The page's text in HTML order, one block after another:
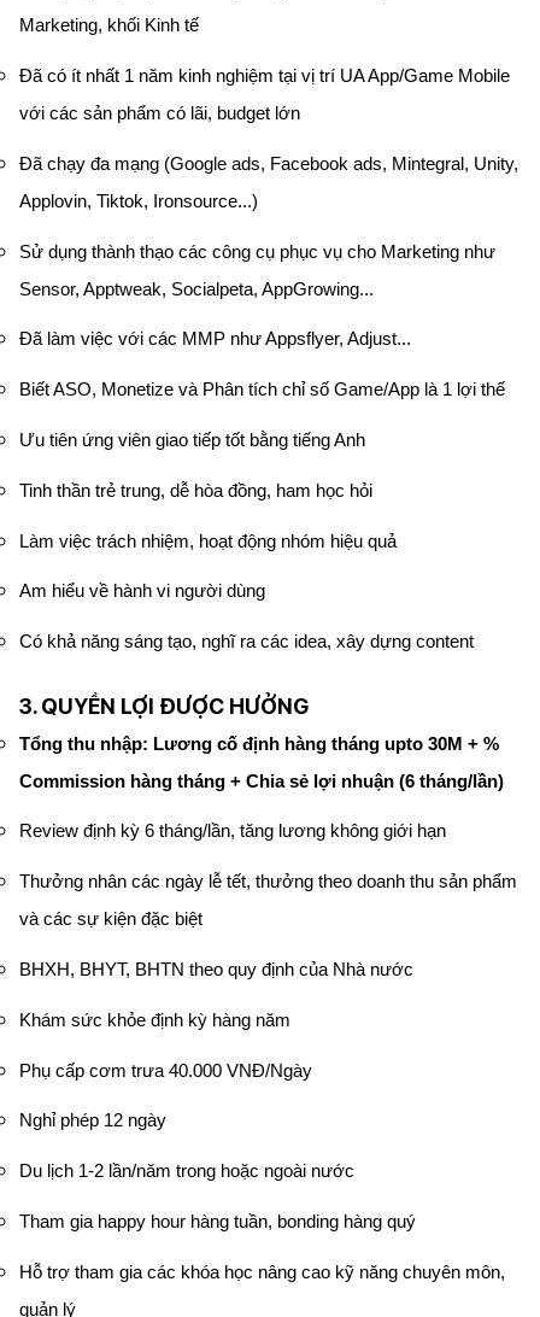
Marketing, khối Kinh tế
Đã có ít nhất 1 năm kinh nghiệm tại vị trí UA App/Game Mobile
với các sản phẩm có lãi, budget lớn
Đã chạy đa mạng (Google ads, Facebook ads, Mintegral, Unity,
Applovin, Tiktok, Ironsource...)
Sử dụng thành thạo các công cụ phục vụ cho Marketing như
Sensor, Apptweak, Socialpeta, AppGrowing...
Đã làm việc với các MMP như Appsflyer, Adjust...
Biết ASO, Monetize và Phân tích chỉ số Game/App là 1 lợi thế
Ưu tiên ứng viên giao tiếp tốt bằng tiếng Anh
Tinh thần trẻ trung, dễ hòa đồng, ham học hỏi
Làm việc trách nhiệm, hoạt động nhóm hiệu quả
Am hiểu về hành vi người dùng
Có khả năng sáng tạo, nghĩ ra các idea, xây dựng content
3. QUYỀN LỢI ĐƯỢC HƯỞNG
Tổng thu nhập: Lương cố định hàng tháng upto 30M + %
Commission hàng tháng + Chia sẻ lợi nhuận (6 tháng/lần)
Review định kỳ 6 tháng/lần, tăng lương không giới hạn
Thưởng nhân các ngày lễ tết, thưởng theo doanh thu sản phẩm
và các sự kiện đặc biệt
BHXH, BHYT, BHTN theo quy định của Nhà nước
Khám sức khỏe định kỳ hàng năm
Phụ cấp cơm trưa 40.000 VNĐ/Ngày
Nghỉ phép 12 ngày
Du lịch 1-2 lần/năm trong hoặc ngoài nước
Tham gia happy hour hàng tuần, bonding hàng quý
Hỗ trợ tham gia các khóa học nâng cao kỹ năng chuyên môn,
quản lý